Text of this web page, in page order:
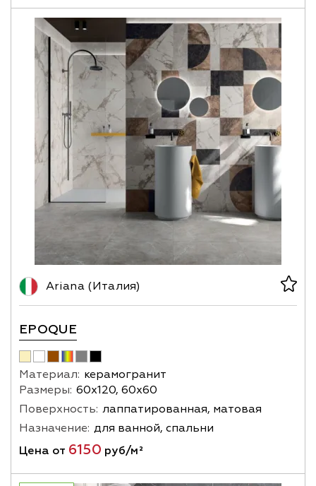
Ariana (Италия)
EPOQUE
Материал: керамогранит
Размеры: 60х120, 60х60
Поверхность: лаппатированная, матовая
Назначение: для ванной, спальни
Цена от 6150 руб/м²